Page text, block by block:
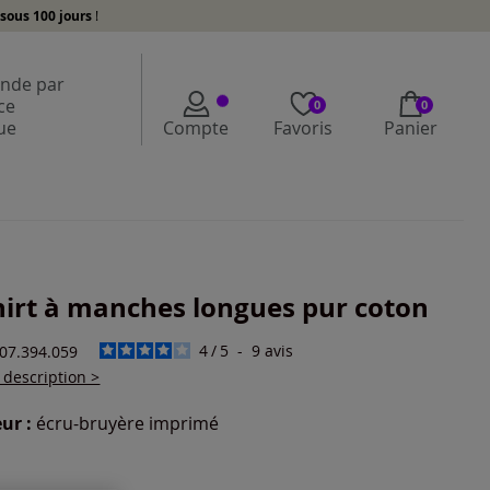
sous 100 jours !
par
Compte
0
Favoris
0
Panier
à manches longues pur coton
4/ 5 - 9avis
description >
: écru-bruyère imprimé